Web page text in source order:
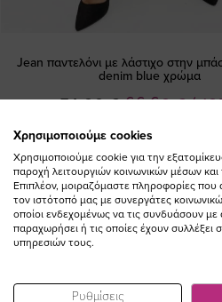
Jean παντελόνι με λάστιχο στην
denim blue χρώμα
(-
Ειδική
66,60 €
74,00 €
Χρησιμοποιούμε cookies
Χρησιμοποιούμε cookie για την
παροχή λειτουργιών κοινωνικών μέσων
Επιπλέον, μοιραζόμαστε πληροφορίες
τον ιστότοπό μας με συνεργάτες
οποίοι ενδεχομένως να τις συνδυάσουν
παραχωρήσει ή τις οποίες έχουν
υπηρεσιών τους.
Ρυθμίσεις